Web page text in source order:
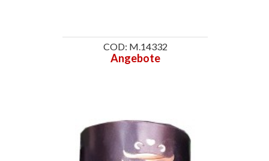
COD: M.14332
Angebote